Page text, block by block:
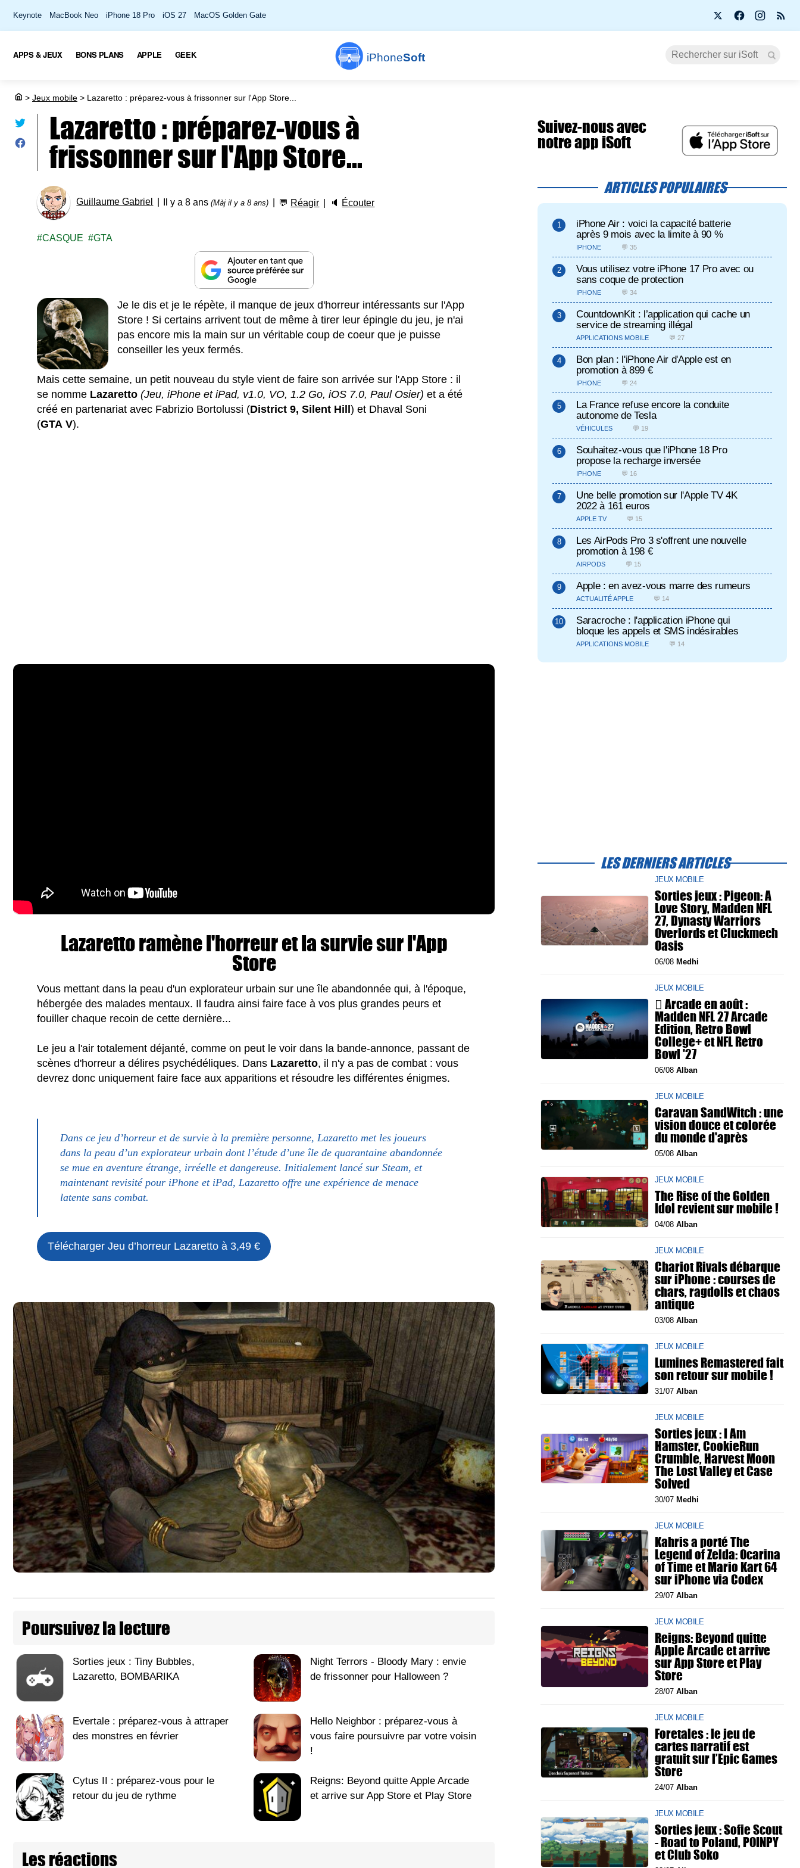
Keynote MacBook Neo iPhone 18 Pro iOS 27 MacOS Golden Gate
iPhoneSoft
APPS & JEUX BONS PLANS APPLE GEEK
> Jeux mobile > Lazaretto : préparez-vous à frissonner sur l'App Store...
Lazaretto : préparez-vous à
frissonner sur l'App Store...
Guillaume Gabriel Il y a 8 ans(Màj il y a 8 ans) 💬 Réagir 🔈 Écouter
CASQUE GTA
Je le dis et je le répète, il manque de jeux d'horreur intéressants sur l'App
Store ! Si certains arrivent tout de même à tirer leur épingle du jeu, je n'ai
pas encore mis la main sur un véritable coup de coeur que je puisse
conseiller les yeux fermés.
Mais cette semaine, un petit nouveau du style vient de faire son arrivée sur l'App Store : il
se nomme Lazaretto (Jeu, iPhone et iPad, v1.0, VO, 1.2 Go, iOS 7.0, Paul Osier)et a été
créé en partenariat avec Fabrizio Bortolussi (District 9, Silent Hill) et Dhaval Soni
(GTA V).
Lazaretto ramène l'horreur et la survie sur l'App
Store
Vous mettant dans la peau d'un explorateur urbain sur une île abandonnée qui, à l'époque,
hébergée des malades mentaux. Il faudra ainsi faire face à vos plus grandes peurs et
fouiller chaque recoin de cette dernière...
Le jeu a l'air totalement déjanté, comme on peut le voir dans la bande-annonce, passant de
scènes d'horreur a délires psychédéliques. Dans Lazaretto, il n'y a pas de combat : vous
devrez donc uniquement faire face aux apparitions et résoudre les différentes énigmes.
Dans ce jeu d’horreur et de survie à la première personne, Lazaretto met les joueurs
dans la peau d’un explorateur urbain dont l’étude d’une île de quarantaine abandonnée
se mue en aventure étrange, irréelle et dangereuse. Initialement lancé sur Steam, et
maintenant revisité pour iPhone et iPad, Lazaretto offre une expérience de menace
latente sans combat.
Télécharger Jeu d’horreur Lazaretto à 3,49 €
Poursuivez la lecture
Sorties jeux : Tiny Bubbles,
Lazaretto, BOMBARIKA
Night Terrors - Bloody Mary : envie
de frissonner pour Halloween ?
Evertale : préparez-vous à attraper
des monstres en février
Hello Neighbor : préparez-vous à
vous faire poursuivre par votre voisin
!
Cytus II : préparez-vous pour le
retour du jeu de rythme
Reigns: Beyond quitte Apple Arcade
et arrive sur App Store et Play Store
Les réactions
Suivez-nous avec
notre app iSoft
ARTICLES POPULAIRES
iPhone Air : voici la capacité batterie
après 9 mois avec la limite à 90 %
IPHONE 💬 35
Vous utilisez votre iPhone 17 Pro avec ou
sans coque de protection
IPHONE 💬 34
CountdownKit : l’application qui cache un
service de streaming illégal
APPLICATIONS MOBILE 💬 27
Bon plan : l'iPhone Air d'Apple est en
promotion à 899 €
IPHONE 💬 24
La France refuse encore la conduite
autonome de Tesla
VÉHICULES 💬 19
Souhaitez-vous que l'iPhone 18 Pro
propose la recharge inversée
IPHONE 💬 16
Une belle promotion sur l'Apple TV 4K
2022 à 161 euros
APPLE TV 💬 15
Les AirPods Pro 3 s'offrent une nouvelle
promotion à 198 €
AIRPODS 💬 15
Apple : en avez-vous marre des rumeurs
ACTUALITÉ APPLE 💬 14
Saracroche : l'application iPhone qui
bloque les appels et SMS indésirables
APPLICATIONS MOBILE 💬 14
LES DERNIERS ARTICLES
JEUX MOBILE
Sorties jeux : Pigeon: A
Love Story, Madden NFL
27, Dynasty Warriors
Overlords et Cluckmech
Oasis
06/08 Medhi
JEUX MOBILE
 Arcade en août :
Madden NFL 27 Arcade
Edition, Retro Bowl
College+ et NFL Retro
Bowl '27
06/08 Alban
JEUX MOBILE
Caravan SandWitch : une
vision douce et colorée
du monde d'après
05/08 Alban
JEUX MOBILE
The Rise of the Golden
Idol revient sur mobile !
04/08 Alban
JEUX MOBILE
Chariot Rivals débarque
sur iPhone : courses de
chars, ragdolls et chaos
antique
03/08 Alban
JEUX MOBILE
Lumines Remastered fait
son retour sur mobile !
31/07 Alban
JEUX MOBILE
Sorties jeux : I Am
Hamster, CookieRun
Crumble, Harvest Moon
The Lost Valley et Case
Solved
30/07 Medhi
JEUX MOBILE
Kahris a porté The
Legend of Zelda: Ocarina
of Time et Mario Kart 64
sur iPhone via Codex
29/07 Alban
JEUX MOBILE
Reigns: Beyond quitte
Apple Arcade et arrive
sur App Store et Play
Store
28/07 Alban
JEUX MOBILE
Foretales : le jeu de
cartes narratif est
gratuit sur l’Epic Games
Store
24/07 Alban
JEUX MOBILE
Sorties jeux : Sofie Scout
- Road to Poland, POINPY
et Club Soko